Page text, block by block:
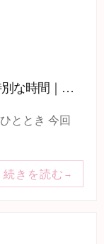
夏の思い出を彩るラブドールとの特別な時間｜お客様から届いた素敵な夏フォト
ととき 今回
続きを読む →